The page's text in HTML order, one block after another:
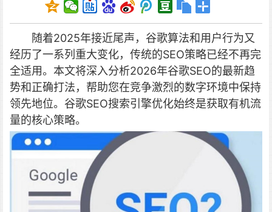
随着2025年接近尾声，谷歌算法和用户行为又
经历了一系列重大变化，传统的SEO策略已经不再完
全适用。本文将深入分析2026年谷歌SEO的最新趋
势和正确打法，帮助您在竞争激烈的数字环境中保持
领先地位。 谷歌SEO搜索引擎优化始终是获取有机流
量的核心策略。